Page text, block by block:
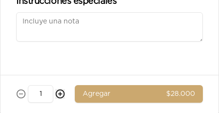
Agregar $28.000